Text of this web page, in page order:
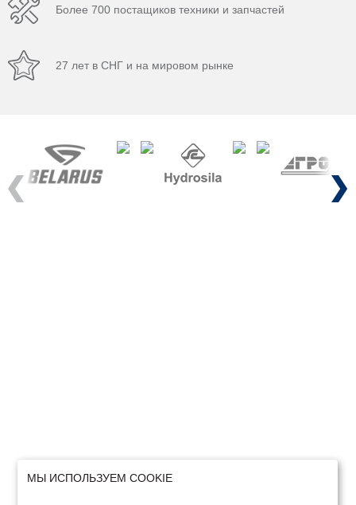
Более 700 постащиков техники и запчастей
27 лет в СНГ и на мировом рынке
Previous Next
МЫ ИСПОЛЬЗУЕМ COOKIE